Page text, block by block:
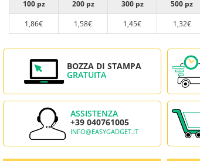
100 pz 200 pz 300 pz 500 pz
1,86€
1,58€ 1,45€ 1,32€
BOZZA DI STAMPA
GRATUITA
ASSISTENZA
+39 040761005
INFO@EASYGADGET.IT